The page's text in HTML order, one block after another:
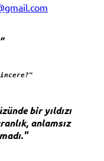
bir yıldızı
anlamsız